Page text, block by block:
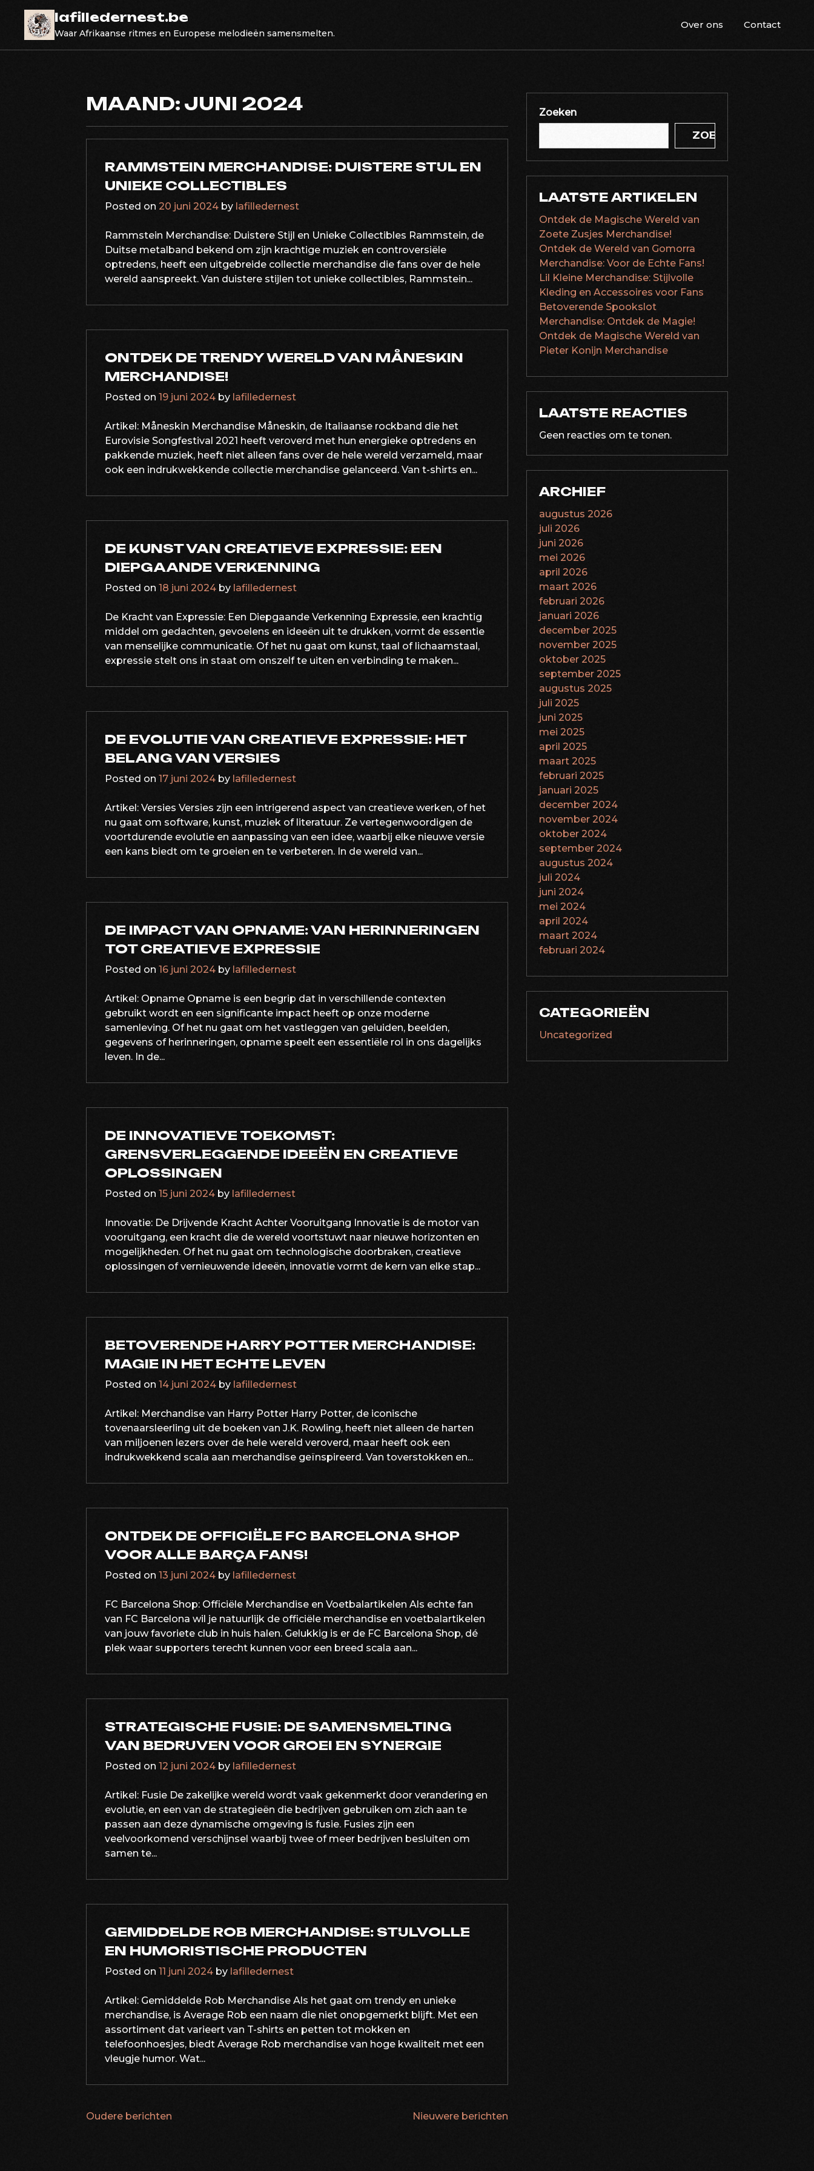
content
lafilledernest.be
Waar Afrikaanse ritmes en Europese melodieën samensmelten.
Over ons Contact
MAAND: JUNI 2024
RAMMSTEIN MERCHANDISE: DUISTERE STIJL EN
UNIEKE COLLECTIBLES
Posted on 20 juni 2024 by lafilledernest
Rammstein Merchandise: Duistere Stijl en Unieke Collectibles Rammstein, de
Duitse metalband bekend om zijn krachtige muziek en controversiële
optredens, heeft een uitgebreide collectie merchandise die fans over de hele
wereld aanspreekt. Van duistere stijlen tot unieke collectibles, Rammstein...
ONTDEK DE TRENDY WERELD VAN MÅNESKIN
MERCHANDISE!
Posted on 19 juni 2024 by lafilledernest
Artikel: Måneskin Merchandise Måneskin, de Italiaanse rockband die het
Eurovisie Songfestival 2021 heeft veroverd met hun energieke optredens en
pakkende muziek, heeft niet alleen fans over de hele wereld verzameld, maar
ook een indrukwekkende collectie merchandise gelanceerd. Van t-shirts en...
DE KUNST VAN CREATIEVE EXPRESSIE: EEN
DIEPGAANDE VERKENNING
Posted on 18 juni 2024 by lafilledernest
De Kracht van Expressie: Een Diepgaande Verkenning Expressie, een krachtig
middel om gedachten, gevoelens en ideeën uit te drukken, vormt de essentie
van menselijke communicatie. Of het nu gaat om kunst, taal of lichaamstaal,
expressie stelt ons in staat om onszelf te uiten en verbinding te maken...
DE EVOLUTIE VAN CREATIEVE EXPRESSIE: HET
BELANG VAN VERSIES
Posted on 17 juni 2024 by lafilledernest
Artikel: Versies Versies zijn een intrigerend aspect van creatieve werken, of het
nu gaat om software, kunst, muziek of literatuur. Ze vertegenwoordigen de
voortdurende evolutie en aanpassing van een idee, waarbij elke nieuwe versie
een kans biedt om te groeien en te verbeteren. In de wereld van...
DE IMPACT VAN OPNAME: VAN HERINNERINGEN
TOT CREATIEVE EXPRESSIE
Posted on 16 juni 2024 by lafilledernest
Artikel: Opname Opname is een begrip dat in verschillende contexten
gebruikt wordt en een significante impact heeft op onze moderne
samenleving. Of het nu gaat om het vastleggen van geluiden, beelden,
gegevens of herinneringen, opname speelt een essentiële rol in ons dagelijks
leven. In de...
DE INNOVATIEVE TOEKOMST:
GRENSVERLEGGENDE IDEEËN EN CREATIEVE
OPLOSSINGEN
Posted on 15 juni 2024 by lafilledernest
Innovatie: De Drijvende Kracht Achter Vooruitgang Innovatie is de motor van
vooruitgang, een kracht die de wereld voortstuwt naar nieuwe horizonten en
mogelijkheden. Of het nu gaat om technologische doorbraken, creatieve
oplossingen of vernieuwende ideeën, innovatie vormt de kern van elke stap...
BETOVERENDE HARRY POTTER MERCHANDISE:
MAGIE IN HET ECHTE LEVEN
Posted on 14 juni 2024 by lafilledernest
Artikel: Merchandise van Harry Potter Harry Potter, de iconische
tovenaarsleerling uit de boeken van J.K. Rowling, heeft niet alleen de harten
van miljoenen lezers over de hele wereld veroverd, maar heeft ook een
indrukwekkend scala aan merchandise geïnspireerd. Van toverstokken en...
ONTDEK DE OFFICIËLE FC BARCELONA SHOP
VOOR ALLE BARÇA FANS!
Posted on 13 juni 2024 by lafilledernest
FC Barcelona Shop: Officiële Merchandise en Voetbalartikelen Als echte fan
van FC Barcelona wil je natuurlijk de officiële merchandise en voetbalartikelen
van jouw favoriete club in huis halen. Gelukkig is er de FC Barcelona Shop, dé
plek waar supporters terecht kunnen voor een breed scala aan...
STRATEGISCHE FUSIE: DE SAMENSMELTING
VAN BEDRIJVEN VOOR GROEI EN SYNERGIE
Posted on 12 juni 2024 by lafilledernest
Artikel: Fusie De zakelijke wereld wordt vaak gekenmerkt door verandering en
evolutie, en een van de strategieën die bedrijven gebruiken om zich aan te
passen aan deze dynamische omgeving is fusie. Fusies zijn een
veelvoorkomend verschijnsel waarbij twee of meer bedrijven besluiten om
samen te...
GEMIDDELDE ROB MERCHANDISE: STIJLVOLLE
EN HUMORISTISCHE PRODUCTEN
Posted on 11 juni 2024 by lafilledernest
Artikel: Gemiddelde Rob Merchandise Als het gaat om trendy en unieke
merchandise, is Average Rob een naam die niet onopgemerkt blijft. Met een
assortiment dat varieert van T-shirts en petten tot mokken en
telefoonhoesjes, biedt Average Rob merchandise van hoge kwaliteit met een
vleugje humor. Wat...
BERICHTNAVIGATIE
Oudere berichten Nieuwere berichten
Zoeken
ZOEKEN
LAATSTE ARTIKELEN
Ontdek de Magische Wereld van
Zoete Zusjes Merchandise!
Ontdek de Wereld van Gomorra
Merchandise: Voor de Echte Fans!
Lil Kleine Merchandise: Stijlvolle
Kleding en Accessoires voor Fans
Betoverende Spookslot
Merchandise: Ontdek de Magie!
Ontdek de Magische Wereld van
Pieter Konijn Merchandise
LAATSTE REACTIES
Geen reacties om te tonen.
ARCHIEF
augustus 2026
juli 2026
juni 2026
mei 2026
april 2026
maart 2026
februari 2026
januari 2026
december 2025
november 2025
oktober 2025
september 2025
augustus 2025
juli 2025
juni 2025
mei 2025
april 2025
maart 2025
februari 2025
januari 2025
december 2024
november 2024
oktober 2024
september 2024
augustus 2024
juli 2024
juni 2024
mei 2024
april 2024
maart 2024
februari 2024
CATEGORIEËN
Uncategorized